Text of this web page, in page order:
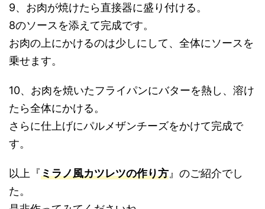
9、お肉が焼けたら直接器に盛り付ける。
8のソースを添えて完成です。
お肉の上にかけるのは少しにして、全体にソースを
乗せます。
10、お肉を焼いたフライパンにバターを熱し、溶け
たら全体にかける。
さらに仕上げにパルメザンチーズをかけて完成で
す。
以上『ミラノ風カツレツの作り方 』のご紹介でし
た。